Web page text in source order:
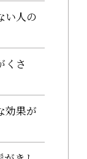
い人の
くさ
効果が